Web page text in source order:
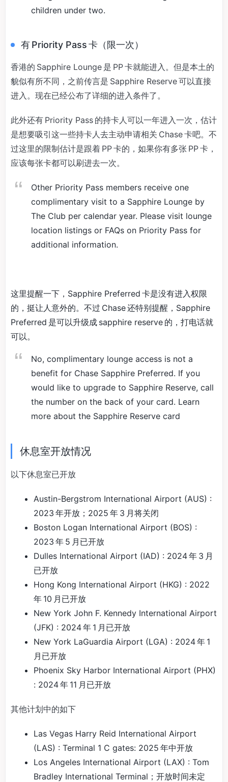
children under two.
有 Priority Pass 卡（限一次）
香港的 Sapphire Lounge 是 PP 卡就能进入。但是本土的
貌似有所不同，之前传言是 Sapphire Reserve 可以直接
进入。现在已经公布了详细的进入条件了。
此外还有 Priority Pass 的持卡人可以一年进入一次，估计
是想要吸引这一些持卡人去主动申请相关 Chase 卡吧。不
过这里的限制估计是跟着 PP 卡的，如果你有多张 PP 卡，
应该每张卡都可以刷进去一次。
Other Priority Pass members receive one
complimentary visit to a Sapphire Lounge by
The Club per calendar year. Please visit lounge
location listings or FAQs on Priority Pass for
additional information.
这里提醒一下，Sapphire Preferred 卡是没有进入权限
的，挺让人意外的。不过 Chase 还特别提醒，Sapphire
Preferred 是可以升级成 sapphire reserve 的，打电话就
可以。
No, complimentary lounge access is not a
benefit for Chase Sapphire Preferred. If you
would like to upgrade to Sapphire Reserve, call
the number on the back of your card. Learn
more about the Sapphire Reserve card
休息室开放情况
以下休息室已开放
Austin-Bergstrom International Airport (AUS) :
2023 年开放；2025 年 3 月将关闭
Boston Logan International Airport (BOS) :
2023 年 5 月已开放
Dulles International Airport (IAD) : 2024 年 3 月
已开放
Hong Kong International Airport (HKG) : 2022
年 10 月已开放
New York John F. Kennedy International Airport
(JFK) : 2024 年 1 月已开放
New York LaGuardia Airport (LGA) : 2024 年 1
月已开放
Phoenix Sky Harbor International Airport (PHX)
: 2024 年 11 月已开放
其他计划中的如下
Las Vegas Harry Reid International Airport
(LAS) : Terminal 1 C gates: 2025 年中开放
Los Angeles International Airport (LAX) : Tom
Bradley International Terminal；开放时间未定